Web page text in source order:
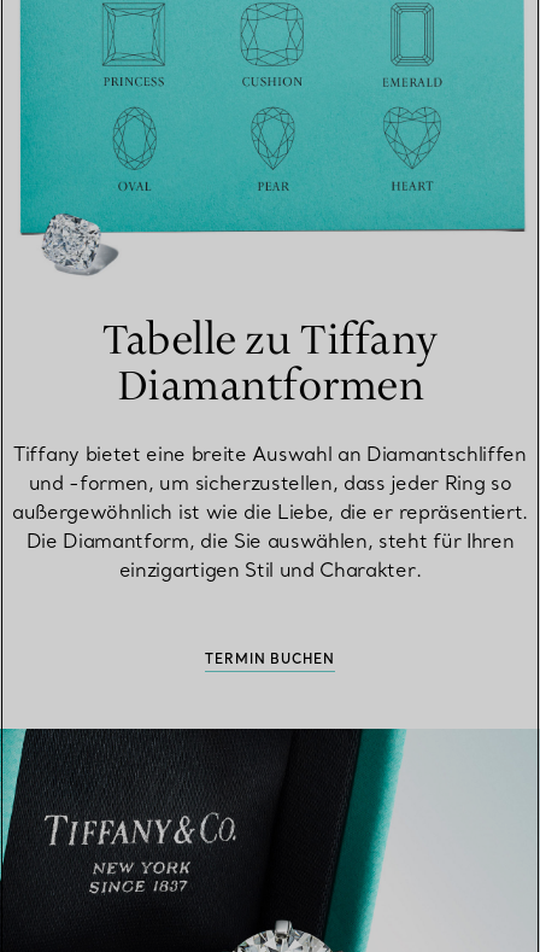
Tabelle zu Tiffany
Diamantformen
Tiffany bietet eine breite Auswahl an Diamantschliffen
und -formen, um sicherzustellen, dass jeder Ring so
außergewöhnlich ist wie die Liebe, die er repräsentiert.
Die Diamantform, die Sie auswählen, steht für Ihren
einzigartigen Stil und Charakter.
TERMIN BUCHEN